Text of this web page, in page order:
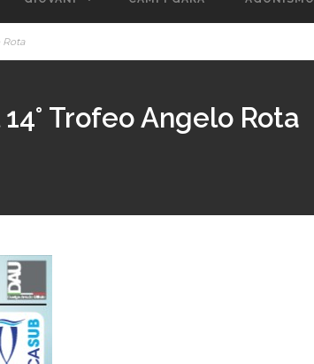
Rota
Trofeo Angelo Rota